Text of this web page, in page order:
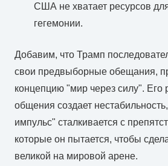
США не хватает ресурсов
гегемонии.
Добавим, что Трамп
свои предвыборные обещания,
концепцию "мир через силу". Его
общения создает
импульс" сталкивается с
которые он пытается, чтобы
великой на мировой арене.